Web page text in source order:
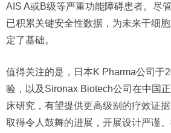
AIS A或B级等严重功能障碍患者。尽
已积累关键安全性数据，为未来干细
定了基础。
值得关注的是，日本K Pharma公司于
验，以及Sironax Biotech公司在中国
床研究，有望提供更高级别的疗效证
取得令人鼓舞的进展，开展设计严谨